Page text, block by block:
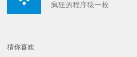
疯狂的程序猿一枚
猜你喜欢